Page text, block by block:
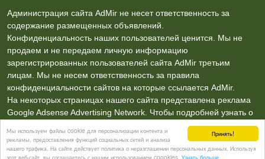
Принять!
Мы используем файлы cookie для персонализации контента и
рекламы, предоставления функций социальных сетей и анализа
нашего трафика. На сайте действует политика о неразглашении персональных данных. Используя
этот веб-сайт, вы соглашаетесь с нашим использованием coookies. Узнать больше
Администрация сайта AdMir не несет ответственность за
содержание размещенных объявлений.
Конфиденциальность наших пользователей ценится. Мы не
продаем и не передаем личную информацию
зарегистрированных пользователей сайта AdMir третьим
лицам. Мы не несем ответственность за правила
конфиденциальности сайтов на которые ссылается AdMir.
На некоторых страницах нашего сайта представлена реклама
Google Adsense Advertising Network. Чтобы подробней узнать о
нажмите тут.
Контакты